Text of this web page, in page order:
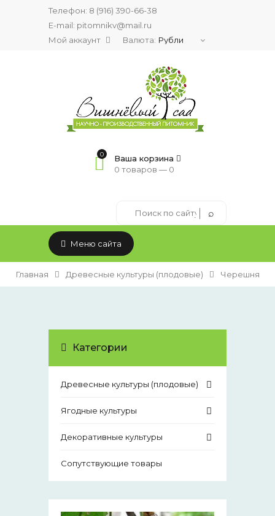
Телефон: 8 (916) 390-66-38
E-mail: pitomnikv@mail.ru
Мой аккаунт
Валюта:
0
Ваша корзина
0 товаров — 0
Меню сайта
Главная Древесные культуры (плодовые) Черешня
Категории
Древесные культуры (плодовые)
Ягодные культуры
Декоративные культуры
Сопутствующие товары